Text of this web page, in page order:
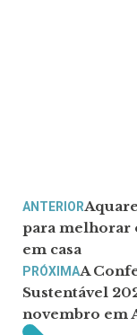
ANTERIOR
para melhorar
em casa
PRÓXIMAA
Sustentável
novembro em